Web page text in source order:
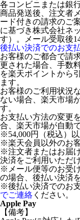
各コンビニまたは銀
商品発送後、注文者
ード付きの請求のご
に基づき株式会社ネ
す）。メール受取後
後払い決済でのお支
お客様のご都合で請
更された場合、手数
を楽天ポイントから
ます。
お客様のご利用状況
ない場合、楽天市場
す。
お支払い方法の変更
合、楽天市場が自動
※54,000円（税込）
※楽天会員以外のお
※注文者またはお届
決済をご利用いただ
※メール便等のお受
の場合、後払い決済
※後払い決済でのお
でご連絡 ください。
Apple Pay
【備考】